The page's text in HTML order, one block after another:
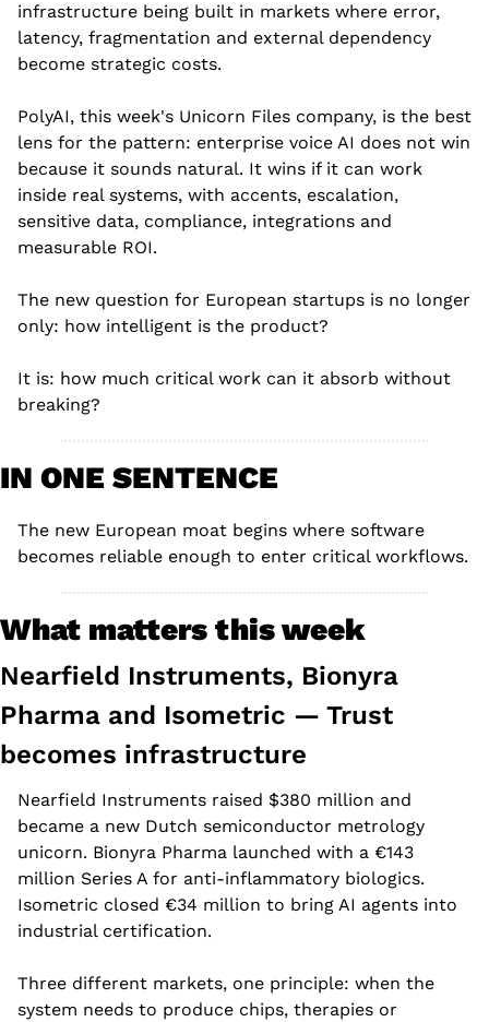
infrastructure being built in markets where error,
latency, fragmentation and external dependency
become strategic costs.
PolyAI, this week's Unicorn Files company, is the best
lens for the pattern: enterprise voice AI does not win
because it sounds natural. It wins if it can work
inside real systems, with accents, escalation,
sensitive data, compliance, integrations and
measurable ROI.
The new question for European startups is no longer
only: how intelligent is the product?
It is: how much critical work can it absorb without
breaking?
IN ONE SENTENCE
The new European moat begins where software
becomes reliable enough to enter critical workflows.
What matters this week
Nearfield Instruments, Bionyra
Pharma and Isometric — Trust
becomes infrastructure
Nearfield Instruments raised $380 million and
became a new Dutch semiconductor metrology
unicorn. Bionyra Pharma launched with a €143
million Series A for anti-inflammatory biologics.
Isometric closed €34 million to bring AI agents into
industrial certification.
Three different markets, one principle: when the
system needs to produce chips, therapies or